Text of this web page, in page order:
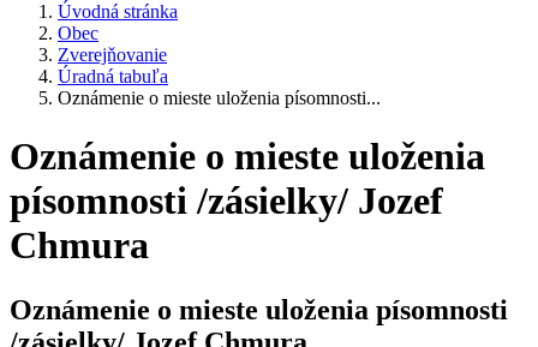
Úvodná stránka
Obec
Zverejňovanie
Úradná tabuľa
Oznámenie o mieste uloženia písomnosti...
Oznámenie o mieste uloženia
písomnosti /zásielky/ Jozef
Chmura
Oznámenie o mieste uloženia písomnosti